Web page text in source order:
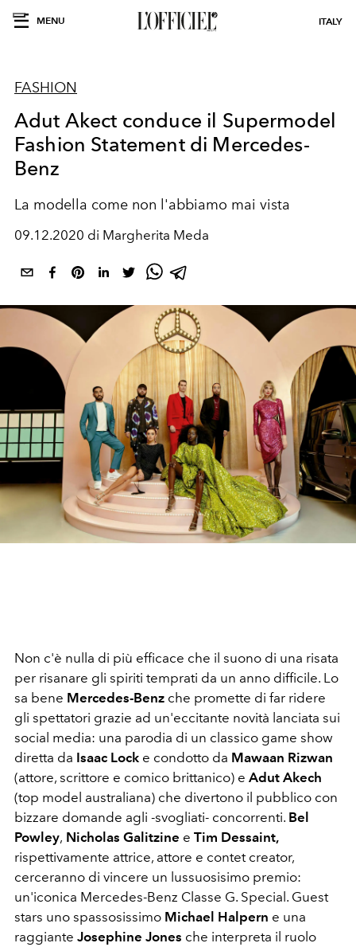
MENU ITALY
FASHION
Adut Akect conduce il Supermodel
Fashion Statement di Mercedes-
Benz
La modella come non l'abbiamo mai vista
09.12.2020 di Margherita Meda
Non c'è nulla di più efficace che il suono di una risata
per risanare gli spiriti temprati da un anno difficile. Lo
sa bene Mercedes-Benz che promette di far ridere
gli spettatori grazie ad un'eccitante novità lanciata sui
social media: una parodia di un classico game show
diretta da Isaac Lock e condotto da Mawaan Rizwan
(attore, scrittore e comico brittanico) e Adut Akech
(top model australiana) che divertono il pubblico con
bizzare domande agli -svogliati- concorrenti. Bel
Powley, Nicholas Galitzine e Tim Dessaint,
rispettivamente attrice, attore e contet creator,
cerceranno di vincere un lussuosisimo premio:
un'iconica Mercedes-Benz Classe G. Special. Guest
stars uno spassosissimo Michael Halpern e una
raggiante Josephine Jones che interpreta il ruolo